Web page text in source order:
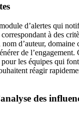
d’alertes qui
à des
d’auteur, domaine
de l’engagement.
les équipes qui
réagir
des